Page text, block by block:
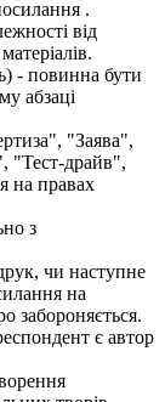
.
від
- повинна бути
абзаці
"Заява",
"Тест-драйв",
на правах
з
чи наступне
на
забороняється.
є автор